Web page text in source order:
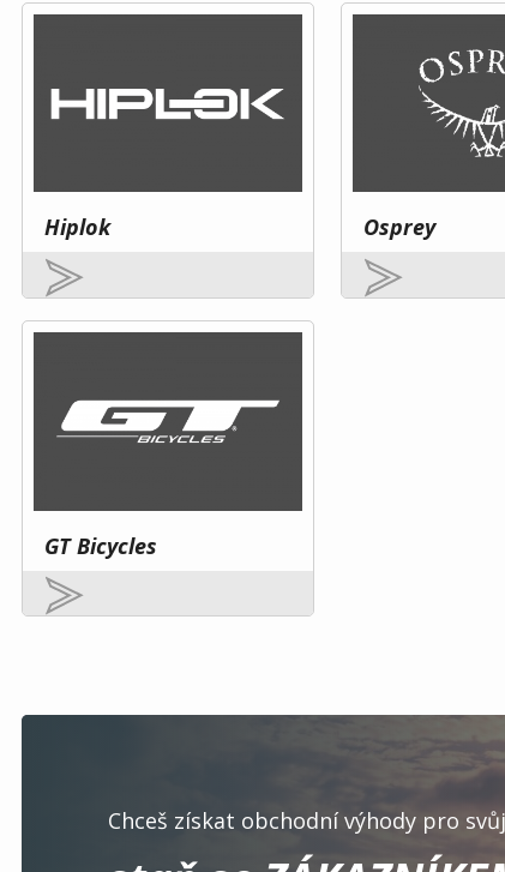
Hiplok Osprey
GT Bicycles
Chceš získat obchodní výhody pro